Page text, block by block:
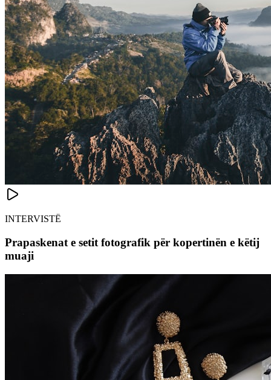
INTERVISTË
Prapaskenat e setit fotografik për kopertinën e këtij
muaji